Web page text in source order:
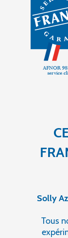
Solly
Tous